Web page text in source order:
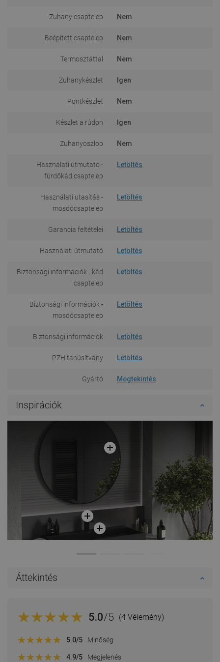
Zuhany csaptelep Nem
Beépített csaptelep Nem
Termosztáttal Nem
Zuhanykészlet Igen
Pontkészlet Nem
Készlet a rúdon Igen
Zuhanyoszlop Nem
Használati útmutató -
fürdőkád csaptelep
Letöltés
Használati utasítás -
mosdócsaptelep
Letöltés
Garancia feltételei Letöltés
Használati útmutató Letöltés
Biztonsági információk - kád
csaptelep
Letöltés
Biztonsági információk -
mosdócsaptelep
Letöltés
Biztonsági információk Letöltés
PZH tanúsítvány Letöltés
Gyártó Megtekintés
Inspirációk
Áttekintés
5.0/5 (4 Vélemény)
5.0/5 Minőség
4.9/5 Megjelenés